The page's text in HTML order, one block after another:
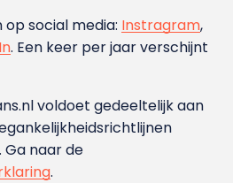
op social media: Instragram,
. Een keer per jaar verschijnt
voldoet gedeeltelijk aan
Ga naar de
.